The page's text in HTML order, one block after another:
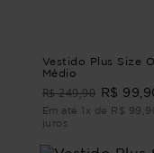
Vestido Plus Size
Médio
R$ 249,90 R$
Em até 1x de R$
juros